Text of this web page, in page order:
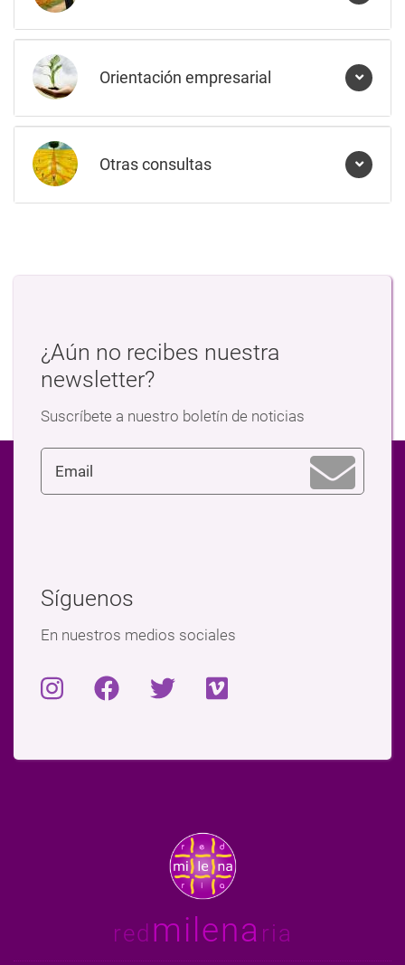
Orientación empresarial
Otras consultas
¿Aún no recibes nuestra
newsletter?
Suscríbete a nuestro boletín de noticias
Síguenos
En nuestros medios sociales
red milena ria